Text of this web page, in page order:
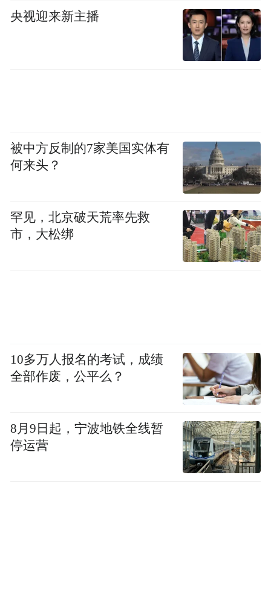
央视迎来新主播
被中方反制的7家美国实体有
何来头？
罕见，北京破天荒率先救
市，大松绑
10多万人报名的考试，成绩
全部作废，公平么？
8月9日起，宁波地铁全线暂
停运营